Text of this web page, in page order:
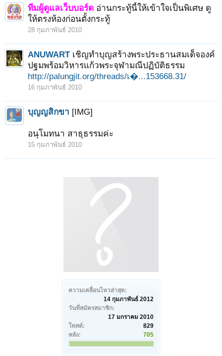
ความเคลื่อนไหวล่าสุด:
14 กุมภาพันธ์ 2012
วันที่สมัครสมาชิก:
17 มกราคม 2010
โพสต์:
829
พลัง:
705
ทีมผู้ดูแลเว็บบอร์ด อ่านกระทู้นี้ให้เข้าใจเป็นพิเศษ ดู
ให้ตรงห้องก่อนตั้งกระทู้
28 กุมภาพันธ์ 2010
ANUWART เชิญทำบุญสร้างพระประธานสมเด็จองค์
ปฐมพร้อมวิหารแก้วพระจุฬามณีปฏิบัติธรรม
http://palungjit.org/threads/เ�...153668.31/
16 กุมภาพันธ์ 2010
บุญญสิกขา [IMG]
อนุโมทนา สาธุธรรมค่ะ
15 กุมภาพันธ์ 2010